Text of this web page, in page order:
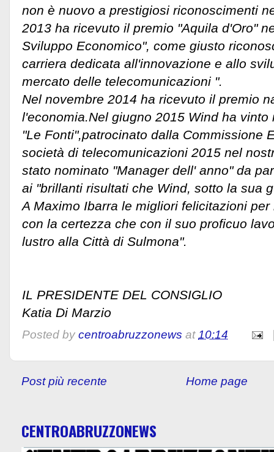
non è nuovo a prestigiosi riconoscimenti
2013 ha ricevuto il premio "Aquila d'Oro"
Sviluppo Economico", come giusto
carriera dedicata all'innovazione e allo
mercato delle telecomunicazioni ".
Nel novembre 2014 ha ricevuto il premio
l'economia.Nel giugno 2015 Wind ha
"Le Fonti",patrocinato dalla Commissione
società di telecomunicazioni 2015 nel
stato nominato "Manager dell' anno" da
ai "brillanti risultati che Wind, sotto la sua
A Maximo Ibarra le migliori felicitazioni
con la certezza che con il suo proficuo
lustro alla Città di Sulmona".
IL PRESIDENTE DEL CONSIGLIO
Katia Di Marzio
Posted by centroabruzzonews at10:14
Post più recente Home page
CENTROABRUZZONEWS